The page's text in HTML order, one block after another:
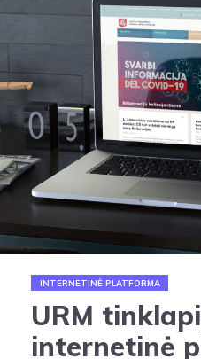
INTERNETINĖ PLATFORMA
URM
internetinė